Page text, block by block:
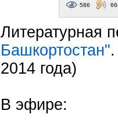
586
Литературная
Башкортостан"
2014 года)
В эфире: